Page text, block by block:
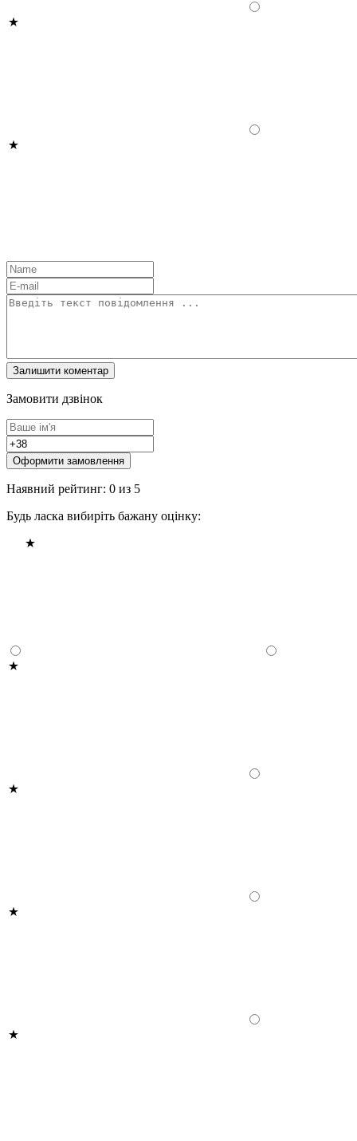
Замовити дзвінок
Оформити замовлення
Наявний рейтинг: 0 из 5
Будь ласка вибиріть бажану оцінку: